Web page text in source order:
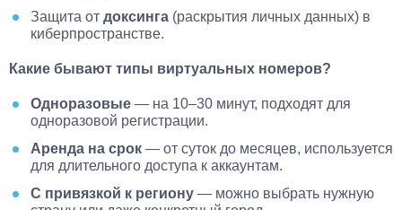
Защита от доксинга (раскрытия личных данных) в
киберпространстве.
Какие бывают типы виртуальных номеров?
Одноразовые — на 10–30 минут, подходят для
одноразовой регистрации.
Аренда на срок — от суток до месяцев, используется
для длительного доступа к аккаунтам.
С привязкой к региону — можно выбрать нужную